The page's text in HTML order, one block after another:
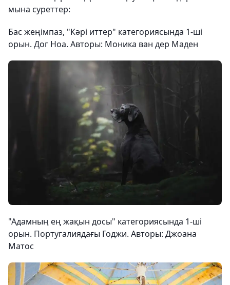
мына суреттер:
Бас жеңімпаз, "Кәрі иттер" категориясында 1-ші
орын. Дог Ноа. Авторы: Моника ван дер Маден
"Адамның ең жақын досы" категориясында 1-ші
орын. Португалиядағы Годжи. Авторы: Джоана
Матос